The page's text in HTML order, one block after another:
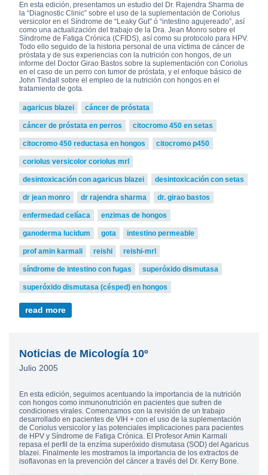
En esta edición, presentamos un estudio del Dr. Rajendra Sharma de
la “Diagnostic Clinic” sobre el uso de la suplementación de Coriolus
versicolor en el Síndrome de “Leaky Gut” ó “intestino agujereado”, así
como una actualización del trabajo de la Dra. Jean Monro sobre el
Síndrome de Fatiga Crónica (CFIDS), así como su protocolo para HPV.
Todo ello seguido de la historia personal de una víctima de cáncer de
próstata y de sus experiencias con la nutrición con hongos, de un
informe del Doctor Girao Bastos sobre la suplementación con Coriolus
en el caso de un perro con tumor de próstata, y el enfoque básico de
John Tindall sobre el empleo de la nutrición con hongos en el
tratamiento de gota.
agaricus blazei cáncer de próstata
cáncer de próstata en perros citocromo 450 en setas
citocromo 450 reductasa en hongos citocromo p450
coriolus versicolor coriolus mrl
desintoxicación con agaricus blazei desintoxicación con setas
dr jean monro dr rajendra sharma dr. girao bastos
enfermedad celíaca enzimas de hongos
ganoderma lucidum gota intestino permeable
prof amin karmali reishi reishi-mrl
síndrome de intestino con fugas superóxido dismutasa
superóxido dismutasa (césped) en hongos
read more
Noticias de Micología 10º
Julio 2005
En esta edición, seguimos acentuando la importancia de la nutrición
con hongos como inmunonutrición en pacientes que sufren de
condiciones virales. Comenzamos con la revisión de un trabajo
desarrollado en pacientes de VIH + con el uso de la suplementación
de Coriolus versicolor y las potenciales implicaciones para pacientes
de HPV y Síndrome de Fatiga Crónica. El Profesor Amin Karmali
repasa el perfil de la enzíma superóxido dismutasa (SOD) del Agaricus
blazei. Finalmente les mostramos la importancia de los extractos de
isoflavonas en la prevención del cáncer a través del Dr. Kerry Bone.